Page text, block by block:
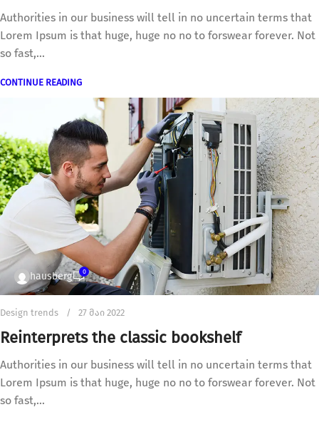
Authorities in our business will tell in no uncertain terms that
Lorem Ipsum is that huge, huge no no to forswear forever. Not
so fast,...
CONTINUE READING
hausberg 0
Design trends 27 მაი 2022
Reinterprets the classic bookshelf
Authorities in our business will tell in no uncertain terms that
Lorem Ipsum is that huge, huge no no to forswear forever. Not
so fast,...